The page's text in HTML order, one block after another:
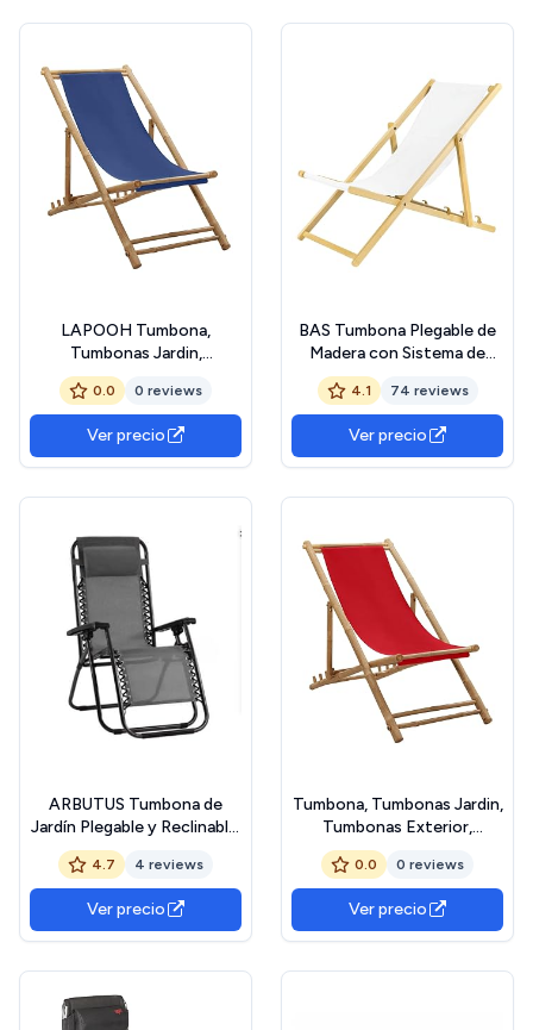
LAPOOH Tumbona,
Tumbonas Jardin,
Tumbonas Exterior,
Hamacas Y Tumbonas
Playa, Hamaca Terraza,
Sillas De Terraza, de bambú
y Lona Azul Marino
0.0 0 reviews
Ver precio
BAS Tumbona Plegable de
Madera con Sistema de
Seguridad, 1 Unidad, Color
Blanco
4.1 74 reviews
Ver precio
ARBUTUS Tumbona de
Jardín Plegable y Reclinable,
Hamaca con Cojín Cómoda
y Resistente para Terraza,
Camping y Patio (1, Gris
Oscuro)
4.7 4 reviews
Ver precio
Tumbona, Tumbonas Jardin,
Tumbonas Exterior,
Hamacas Y Tumbonas
Playa, Hamaca Terraza,
Sillas De Terraza, de bambú
y Lona Rojo
0.0 0 reviews
Ver precio